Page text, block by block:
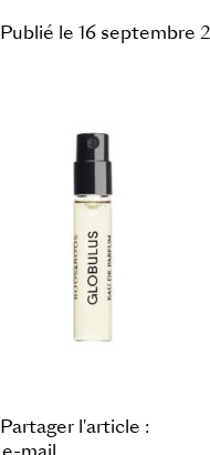
Publié le 16 septembre
Partager l'article :